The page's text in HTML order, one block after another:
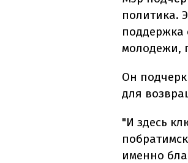
политика.
поддержка
молодежи,
Он
для
"И здесь
именно